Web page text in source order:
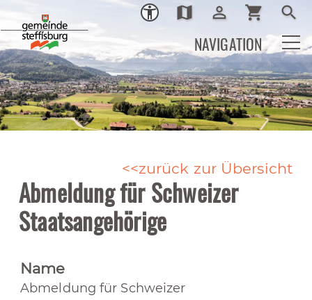
Ortsplan
map Login
person_outline shopping_cart search
NAVIGATION
zurück zur Übersicht
Abmeldung für Schweizer
Staatsangehörige
Name
Abmeldung für Schweizer